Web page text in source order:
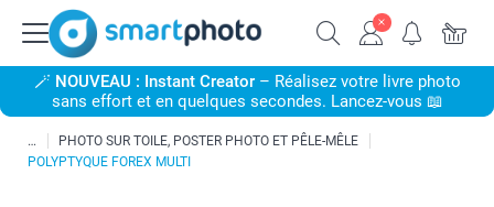
🪄 NOUVEAU : Instant Creator– Réalisez votre livre photo
sans effort et en quelques secondes. Lancez-vous 📖
PHOTO SUR TOILE, POSTER PHOTO ET PÊLE-MÊLE
POLYPTYQUE FOREX MULTI